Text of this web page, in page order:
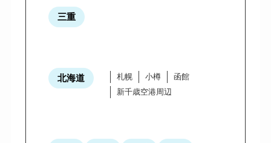
三重
北海道 札幌 小樽
函館
新千歳空港周辺